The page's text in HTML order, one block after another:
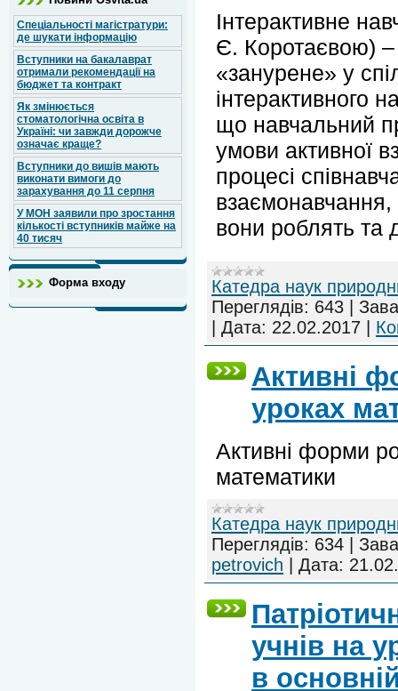
Спеціальності магістратури:
де шукати інформацію
Вступники на бакалаврат
отримали рекомендації на
бюджет та контракт
Як змінюється
стоматологічна освіта в
Україні: чи завжди дорожче
означає краще?
Вступники до вишів мають
виконати вимоги до
зарахування до 11 серпня
У МОН заявили про зростання
кількості вступників майже на
40 тисяч
Форма входу
Інтерактивне
Є. Коротаєвою)
«занурене» у
інтерактивного
що навчальний
умови активної
процесі
вони роблять та
Катедра наук
Переглядів: 643
Дата: 22.02.2017
Активні
уроках
Активні форми
математики
Катедра наук
Переглядів: 634
petrovich
Дата:
учнів на
в